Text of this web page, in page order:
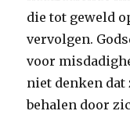
die tot geweld
vervolgen.
voor
niet denken
behalen door